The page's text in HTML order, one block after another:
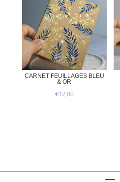
CARNET FEUILLAGES BLEU
& OR
€12,00